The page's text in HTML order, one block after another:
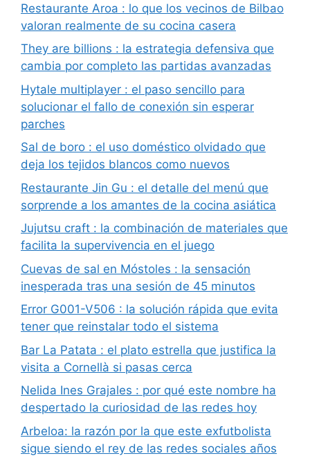
Restaurante Aroa : lo que los vecinos de Bilbao
valoran realmente de su cocina casera
They are billions : la estrategia defensiva que
cambia por completo las partidas avanzadas
Hytale multiplayer : el paso sencillo para
solucionar el fallo de conexión sin esperar
parches
Sal de boro : el uso doméstico olvidado que
deja los tejidos blancos como nuevos
Restaurante Jin Gu : el detalle del menú que
sorprende a los amantes de la cocina asiática
Jujutsu craft : la combinación de materiales que
facilita la supervivencia en el juego
Cuevas de sal en Móstoles : la sensación
inesperada tras una sesión de 45 minutos
Error G001-V506 : la solución rápida que evita
tener que reinstalar todo el sistema
Bar La Patata : el plato estrella que justifica la
visita a Cornellà si pasas cerca
Nelida Ines Grajales : por qué este nombre ha
despertado la curiosidad de las redes hoy
Arbeloa: la razón por la que este exfutbolista
sigue siendo el rey de las redes sociales años